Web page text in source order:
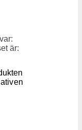
är: